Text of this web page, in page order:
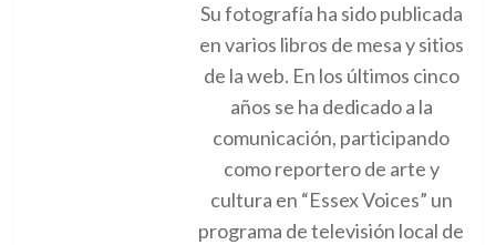
Su fotografía ha sido publicada
en varios libros de mesa y sitios
de la web. En los últimos cinco
años se ha dedicado a la
comunicación, participando
como reportero de arte y
cultura en “Essex Voices” un
programa de televisión local de